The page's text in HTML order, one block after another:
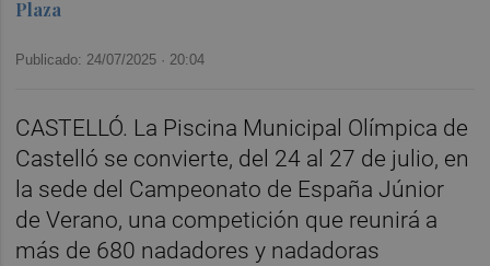
Plaza
Publicado: 24/07/2025 · 20:04
CASTELLÓ. La Piscina Municipal Olímpica de
Castelló se convierte, del 24 al 27 de julio, en
la sede del Campeonato de España Júnior
de Verano, una competición que reunirá a
más de 680 nadadores y nadadoras